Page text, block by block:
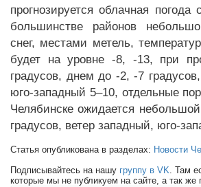
прогнозируется облачная
большинстве районов
снег, местами метель,
будет на уровне -8, -13, при
градусов, днем до -2, -7
юго-западный 5–10, отдельные
Челябинске ожидается
градусов, ветер западный, юго-
Статья опубликована в разделах: Новости
Подписывайтесь на нашу группу в VK . Там
которые мы не публикуем на сайте, а так же